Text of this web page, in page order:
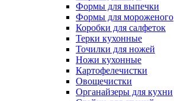
Формы для выпечки
Формы для мороженого
Коробки для салфеток
Терки кухонные
Точилки для ножей
Ножи кухонные
Картофелечистки
Овощечистки
Органайзеры для кухни